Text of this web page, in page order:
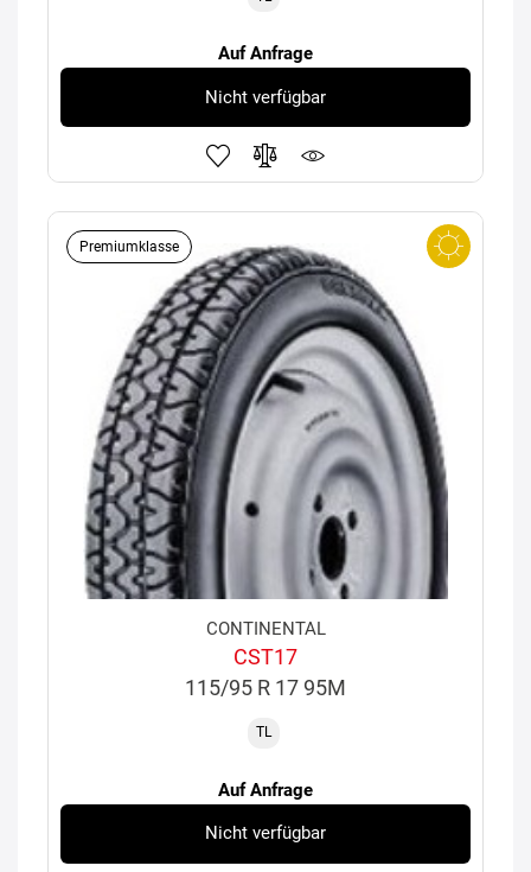
Auf Anfrage
Nicht verfügbar
Premiumklasse
CONTINENTAL
CST17
115/95 R 17 95M
TL
Auf Anfrage
Nicht verfügbar